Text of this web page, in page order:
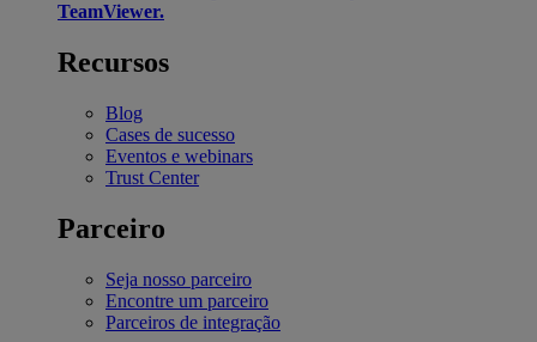
TeamViewer.
Recursos
Blog
Cases de sucesso
Eventos e webinars
Trust Center
Parceiro
Seja nosso parceiro
Encontre um parceiro
Parceiros de integração